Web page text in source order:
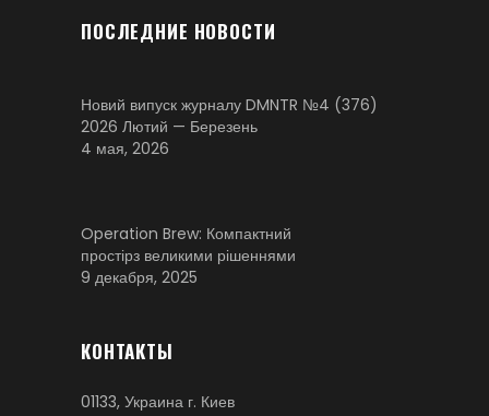
ПОСЛЕДНИЕ НОВОСТИ
Новий випуск журналу DMNTR №4 (376)
2026 Лютий — Березень
4 мая, 2026
Operation Brew: Компактний
простірз великими рішеннями
9 декабря, 2025
КОНТАКТЫ
01133, Украина г. Киев